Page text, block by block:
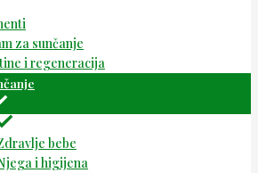
za sunčanje
i regeneracija
bebe
i higijena